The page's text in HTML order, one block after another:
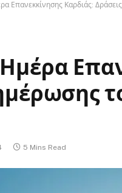
Επανεκκίνησης Καρδιάς:
5 Mins Read